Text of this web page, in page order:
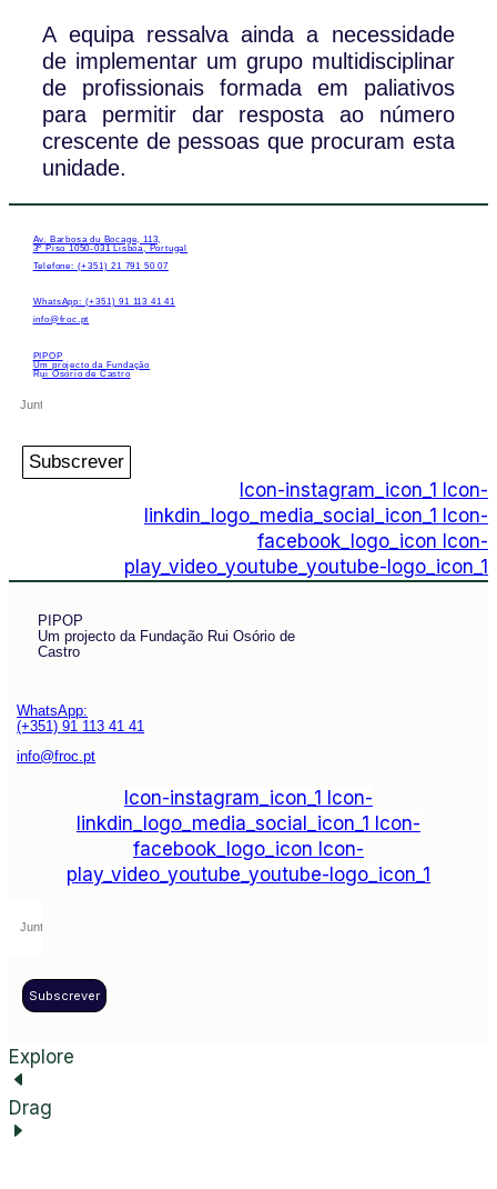
A equipa ressalva ainda a necessidade
de implementar um grupo multidisciplinar
de profissionais formada em paliativos
para permitir dar resposta ao número
crescente de pessoas que procuram esta
unidade.
Av. Barbosa du Bocage, 113,
3º Piso 1050-031 Lisboa, Portugal
Telefone: (+351) 21 791 50 07
WhatsApp: (+351) 91 113 41 41
info@froc.pt
PIPOP
Um projecto da Fundação
Rui Osório de Castro
Subscrever
Icon-instagram_icon_1
Icon-
linkdin_logo_media_social_icon_1
Icon-
facebook_logo_icon Icon-
play_video_youtube_youtube-logo_icon_1
PIPOP
Um projecto da Fundação Rui Osório de
Castro
WhatsApp:
(+351) 91 113 41 41
info@froc.pt
Icon-instagram_icon_1
Icon-
linkdin_logo_media_social_icon_1
Icon-
facebook_logo_icon Icon-
play_video_youtube_youtube-logo_icon_1
Subscrever
Explore
Drag